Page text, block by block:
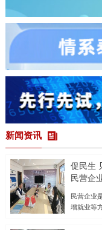
新闻资讯
促民生
民营企
民营企业
增就业等